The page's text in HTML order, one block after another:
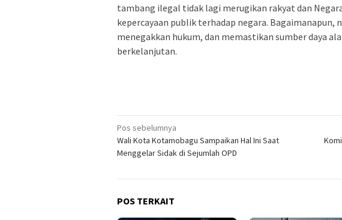
tambang ilegal tidak lagi merugikan rakyat dan
kepercayaan publik terhadap negara. Bagaimanapun,
menegakkan hukum, dan memastikan sumber daya
berkelanjutan.
Navigasi
pos
Pos sebelumnya
Wali Kota Kotamobagu Sampaikan Hal Ini Saat
Menggelar Sidak di Sejumlah OPD
POS TERKAIT